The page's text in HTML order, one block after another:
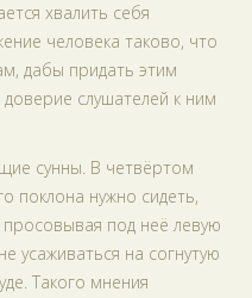
хвалить себя
человека таково, что
дабы придать этим
слушателей к ним
сунны. В четвёртом
поклона нужно сидеть,
под неё левую
усаживаться на согнутую
Такого мнения